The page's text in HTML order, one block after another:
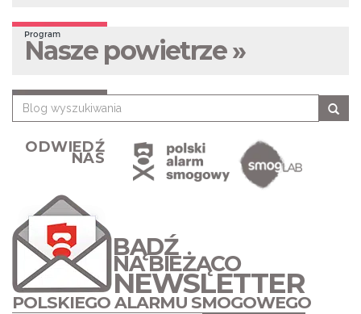
Program
Nasze powietrze »
ODWIEDŹ
NAS
BĄDŹ
NA BIEŻĄCO
NEWSLETTER
POLSKIEGO ALARMU SMOGOWEGO